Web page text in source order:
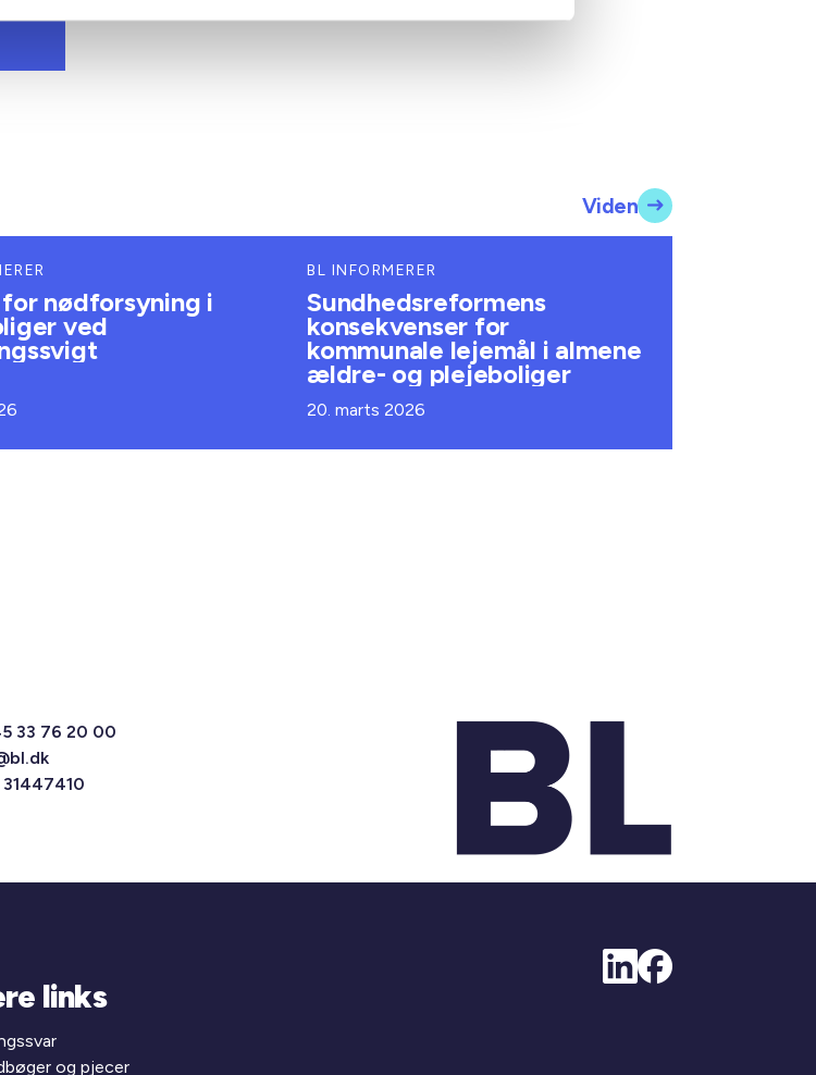
Viden
nødforsyning i
ved
BL INFORMERER
Sundhedsreformens
konsekvenser for
kommunale lejemål i almene
ældre- og plejeboliger
20. marts 2026
33 76 20 00
31447410
links
og pjecer